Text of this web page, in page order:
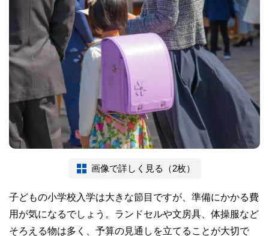
画像で詳しく見る（2枚）
子どもの小学校入学は大きな節目ですが、準備にかかる費
用が気になるでしょう。ランドセルや文房具、体操服など
そろえる物は多く、予算の見通しを立てることが大切で